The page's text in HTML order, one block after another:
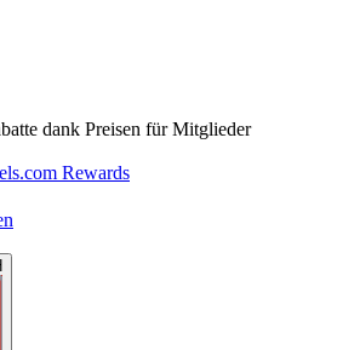
dank Preisen für Mitglieder
Rewards